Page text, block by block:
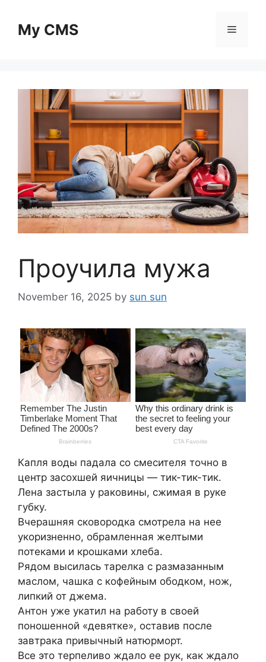
contentMy CMS Menu
Проучила мужа
November 16, 2025 by sun sun
Капля воды падала со смесителя точно в
центр засохшей яичницы — тик-тик-тик.
Лена застыла у раковины, сжимая в руке
губку.
Вчерашняя сковородка смотрела на нее
укоризненно, обрамленная желтыми
потеками и крошками хлеба.
Рядом высилась тарелка с размазанным
маслом, чашка с кофейным ободком, нож,
липкий от джема.
Антон уже укатил на работу в своей
поношенной «девятке», оставив после
завтрака привычный натюрморт.
Все это терпеливо ждало ее рук, как ждало